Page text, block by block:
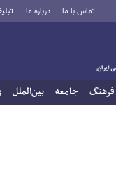
تماس با ما درباره ما
فرهنگ جامعه بین‌الملل